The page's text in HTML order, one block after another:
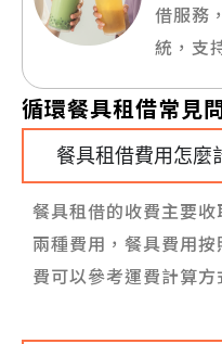
借服務
統，支
循環餐具租借常見
餐具租借費用怎麼
餐具租借的收費主要收
兩種費用，餐具費用
費可以參考運費計算